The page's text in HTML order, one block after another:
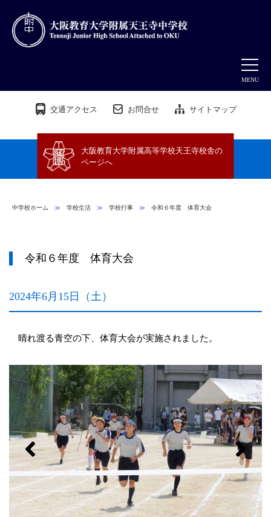
MENU
交通アクセス お問合せ サイトマップ
大阪教育大学附属高等学校天王寺校舎の
ページへ
中学校ホーム ≫ 学校生活 ≫ 学校行事 ≫ 令和６年度 体育大会
令和６年度 体育大会
2024年6月15日（土）
晴れ渡る青空の下、体育大会が実施されました。